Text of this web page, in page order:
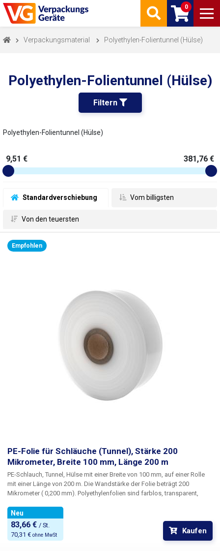
0
Verpackungsmaterial Polyethylen-Folientunnel (Hülse)
Polyethylen-Folientunnel (Hülse)
Filtern
Polyethylen-Folientunnel (Hülse)
Standardverschiebung Vom billigsten
Von den teuersten
9,51 € 381,76 €
PE-Folie für Schläuche (Tunnel), Stärke 200
Mikrometer, Breite 100 mm, Länge 200 m
PE-Schlauch, Tunnel, Hülse mit einer Breite von 100 mm, auf einer Rolle
mit einer Länge von 200 m. Die Wandstärke der Folie beträgt 200
Mikrometer ( 0,200 mm). Polyethylenfolien sind farblos, transparent,
und gängige Chemikalien nicht beeinträchtigt. Sie haben eine lange
Lebensdauer, sind elastisch, leicht heißverschweißbar sowie frost- und
feuchtigkeitsbeständig. Die Folie eignet sich zur Herstellung von
Säcken, Beuteln und Verpackungen für jegliche Waren. PE-Folien sind
Neu
83,66 € / St.
70,31 € ohne MwSt Kaufen
Empfohlen